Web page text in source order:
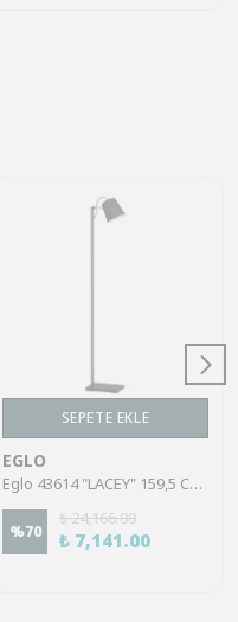
SEPETE EKLE
EGLO
Eglo 43614 "LACEY" 159,5 Cm Yüksekliğinde Çelik, Ahşap Köşe Lambası Lambader
%70
₺ 24,166.00
₺ 7,141.00